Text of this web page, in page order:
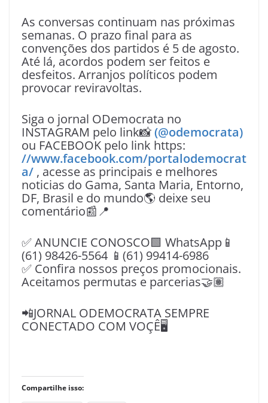
As conversas continuam nas próximas
semanas. O prazo final para as
convenções dos partidos é 5 de agosto.
Até lá, acordos podem ser feitos e
desfeitos. Arranjos políticos podem
provocar reviravoltas.
Siga o jornal ODemocrata no
INSTAGRAM pelo link📸(@odemocrata)
ou FACEBOOK pelo link https:
//www.facebook.com/portalodemocrat
a/ , acesse as principais e melhores
noticias do Gama, Santa Maria, Entorno,
DF, Brasil e do mundo🌎 deixe seu
comentário📰📍
✅ ANUNCIE CONOSCO🟩 WhatsApp📱
(61) 98426-5564 📱(61) 99414-6986
✅ Confira nossos preços promocionais.
Aceitamos permutas e parcerias🤝🏽
📲JORNAL ODEMOCRATA SEMPRE
CONECTADO COM VOÇÊ🖥️
Compartilhe isso: